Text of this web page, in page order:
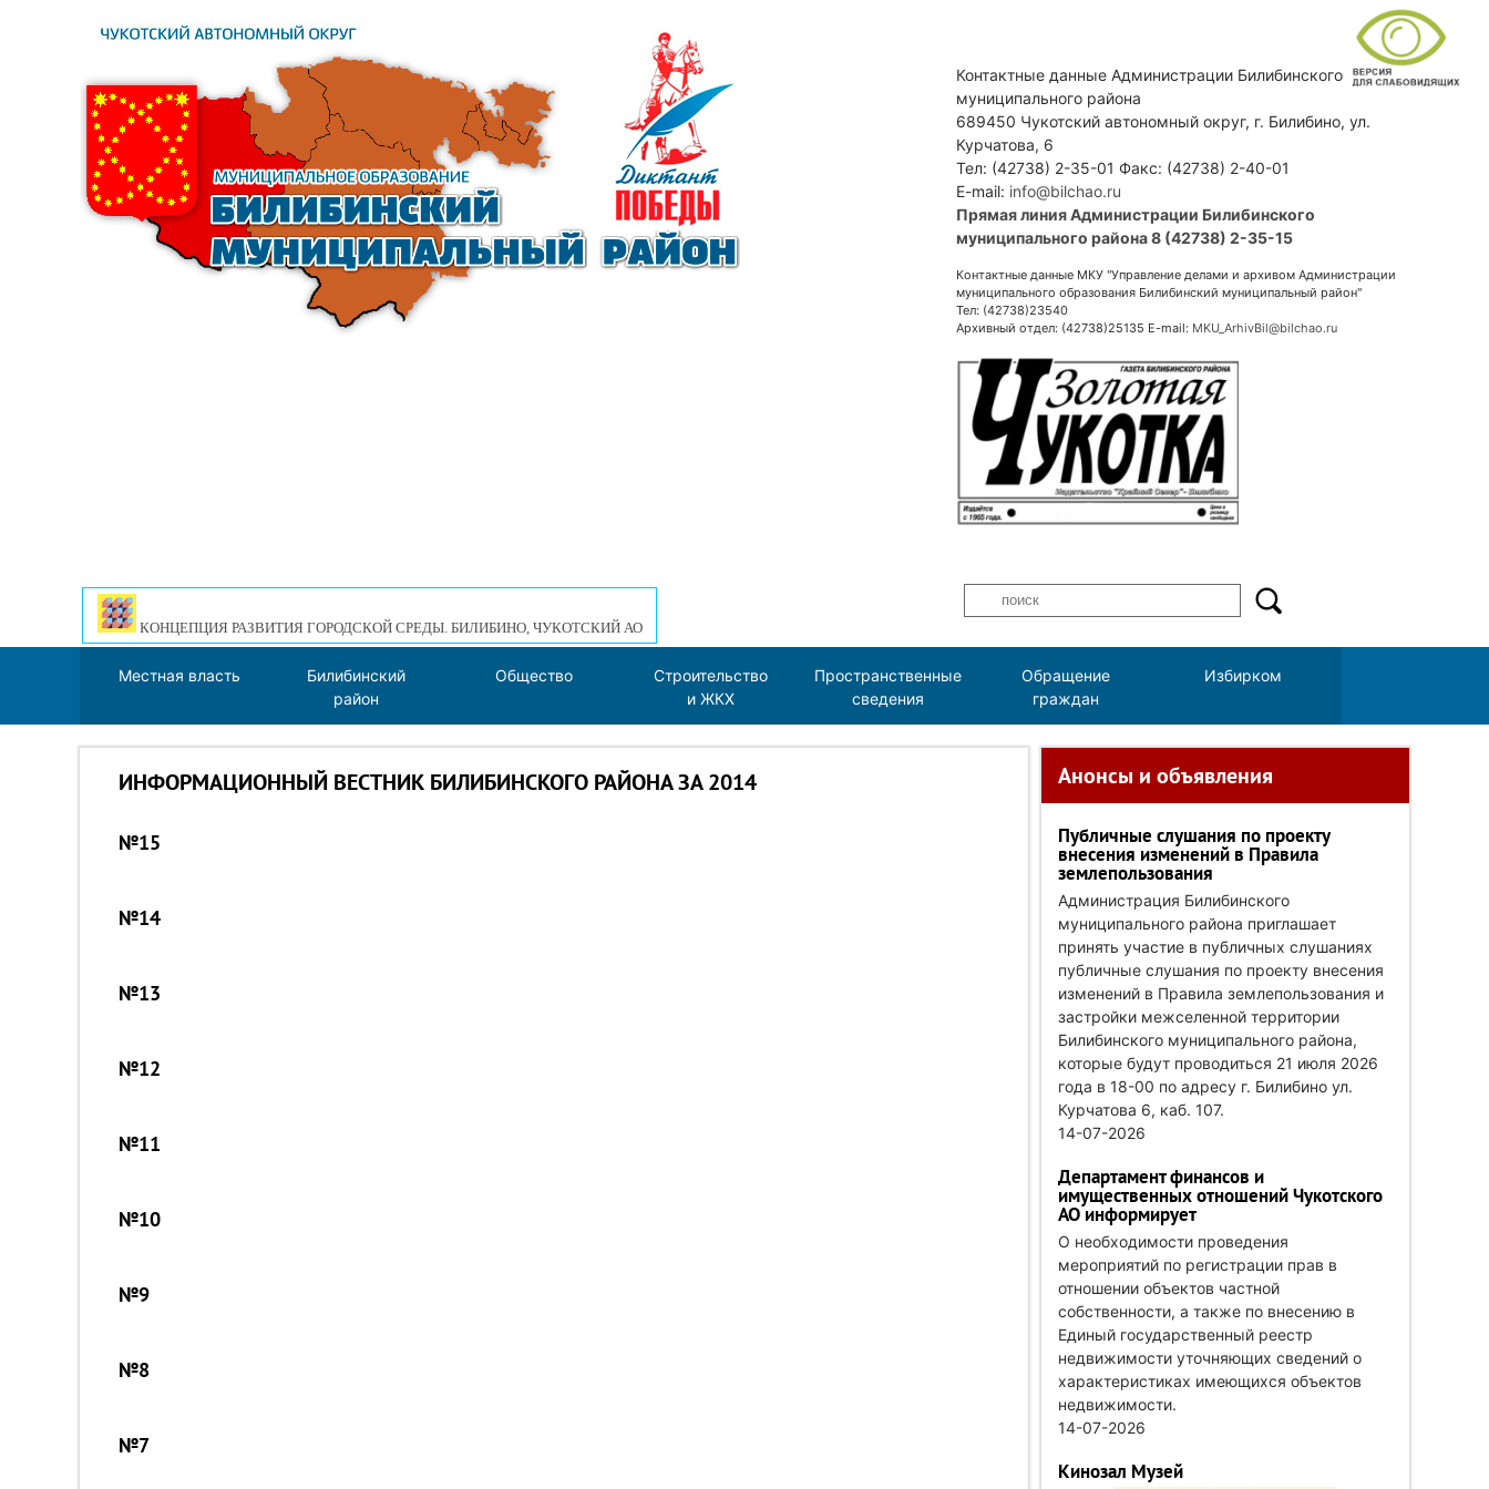
Контактные данные Администрации Билибинского
муниципального района
689450 Чукотский автономный округ, г. Билибино, ул.
Курчатова, 6
Тел: (42738) 2-35-01 Факс: (42738) 2-40-01
E-mail: info@bilchao.ru
Прямая линия Администрации Билибинского
муниципального района 8 (42738) 2-35-15
Контактные данные МКУ "Управление делами и архивом Администрации
муниципального образования Билибинский муниципальный район"
Тел: (42738)23540
Архивный отдел: (42738)25135 E-mail: MKU_ArhivBil@bilchao.ru
КОНЦЕПЦИЯ РАЗВИТИЯ ГОРОДСКОЙ СРЕДЫ. БИЛИБИНО, ЧУКОТСКИЙ АО
Местная власть
Билибинский
район
Общество
Строительство
и ЖКХ
Пространственные
сведения
Обращение
граждан
Избирком
ИНФОРМАЦИОННЫЙ ВЕСТНИК БИЛИБИНСКОГО РАЙОНА ЗА 2014
№15
№14
№13
№12
№11
№10
№9
№8
№7
Анонсы и объявления
Публичные слушания по проекту
внесения изменений в Правила
землепользования
Администрация Билибинского
муниципального района приглашает
принять участие в публичных слушаниях
публичные слушания по проекту внесения
изменений в Правила землепользования и
застройки межселенной территории
Билибинского муниципального района,
которые будут проводиться 21 июля 2026
года в 18-00 по адресу г. Билибино ул.
Курчатова 6, каб. 107.
14-07-2026
Департамент финансов и
имущественных отношений Чукотского
АО информирует
О необходимости проведения
мероприятий по регистрации прав в
отношении объектов частной
собственности, а также по внесению в
Единый государственный реестр
недвижимости уточняющих сведений о
характеристиках имеющихся объектов
недвижимости.
14-07-2026
Кинозал Музей